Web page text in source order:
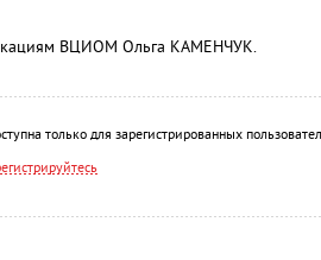
ВЦИОМ Ольга КАМЕНЧУК.
только для зарегистрированных